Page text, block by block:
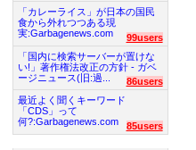
「カレーライス」が日本の国民
食から外れつつある現
実:Garbagenews.com
99users
「国内に検索サーバーが置けな
い!」著作権法改正の方針 - ガベ
ージニュース(旧:過...
86users
最近よく聞くキーワード
「CDS」って
何?:Garbagenews.com
85users